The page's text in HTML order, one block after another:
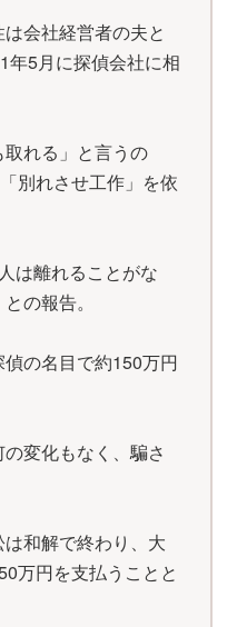
会社経営者の夫と
年5月に探偵会社に相
取れる」と言うの
別れさせ工作」を依
は離れることがな
の報告。
の名目で約150万円
変化もなく、騙さ
和解で終わり、大
万円を支払うことと